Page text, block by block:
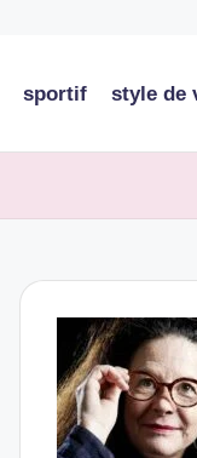
sportif style de